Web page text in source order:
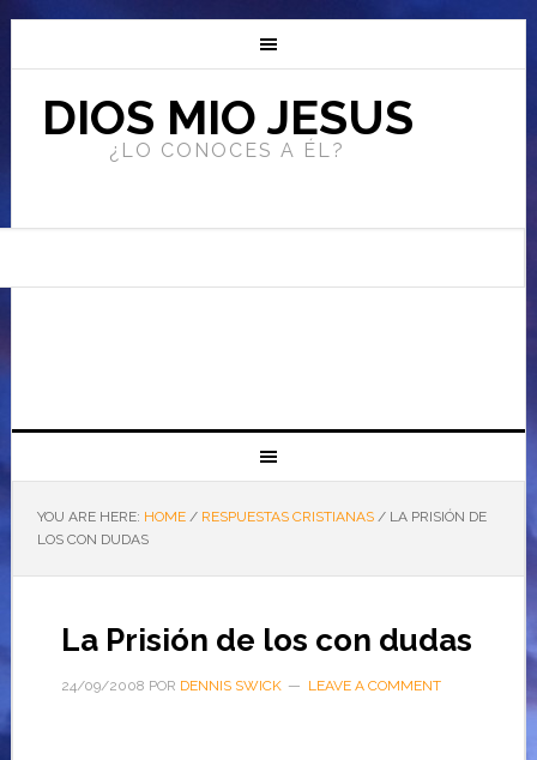
DIOS MIO JESUS
¿LO CONOCES A ÉL?
YOU ARE HERE: HOME / RESPUESTAS CRISTIANAS /LA PRISIÓN DE
LOS CON DUDAS
La Prisión de los con dudas
24/09/2008 POR DENNIS SWICK LEAVE A COMMENT